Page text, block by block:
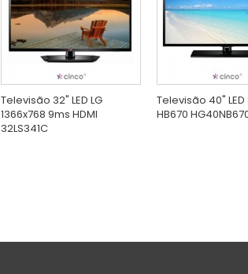
Televisão 32" LED LG
1366x768 9ms HDMI
32LS341C
Televisão 40"
HB670